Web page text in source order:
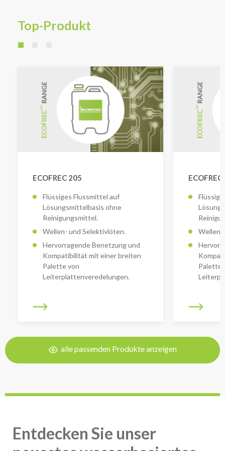
Top-Produkt
ECOFREC 205
Flüssiges Flussmittel auf
Lösungsmittelbasis ohne
Reinigungsmittel.
Wellen- und Selektivlöten.
Hervorragende Benetzung und
Kompatibilität mit einer breiten
Palette von
Leiterplattenveredelungen.
Wellen-
Palette
alle passenden Produkte anzeigen
Entdecken Sie unser